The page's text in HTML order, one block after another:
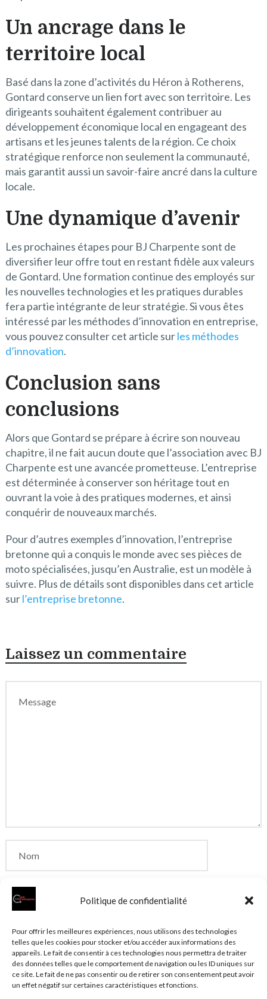
Politique de confidentialité
Pour offrir les meilleures expériences, nous utilisons des technologies
telles que les cookies pour stocker et/ou accéder aux informations des
appareils. Le fait de consentir à ces technologies nous permettra de traiter
des données telles que le comportement de navigation ou les ID uniques sur
ce site. Le fait de ne pas consentir ou de retirer son consentement peut avoir
un effet négatif sur certaines caractéristiques et fonctions.
Un ancrage dans le
territoire local
Basé dans la zone d’activités du Héron à Rotherens,
Gontard conserve un lien fort avec son territoire. Les
dirigeants souhaitent également contribuer au
développement économique local en engageant des
artisans et les jeunes talents de la région. Ce choix
stratégique renforce non seulement la communauté,
mais garantit aussi un savoir-faire ancré dans la culture
locale.
Une dynamique d’avenir
Les prochaines étapes pour BJ Charpente sont de
diversifier leur offre tout en restant fidèle aux valeurs
de Gontard. Une formation continue des employés sur
les nouvelles technologies et les pratiques durables
fera partie intégrante de leur stratégie. Si vous êtes
intéressé par les méthodes d’innovation en entreprise,
vous pouvez consulter cet article surles méthodes
d’innovation.
Conclusion sans
conclusions
Alors que Gontard se prépare à écrire son nouveau
chapitre, il ne fait aucun doute que l’association avec BJ
Charpente est une avancée prometteuse. L’entreprise
est déterminée à conserver son héritage tout en
ouvrant la voie à des pratiques modernes, et ainsi
conquérir de nouveaux marchés.
Pour d’autres exemples d’innovation, l’entreprise
bretonne qui a conquis le monde avec ses pièces de
moto spécialisées, jusqu’en Australie, est un modèle à
suivre. Plus de détails sont disponibles dans cet article
surl’entreprise bretonne.
Laissez un commentaire
Enregistrer mon nom, mon e-mail et mon site dans
le navigateur pour mon prochain commentaire.